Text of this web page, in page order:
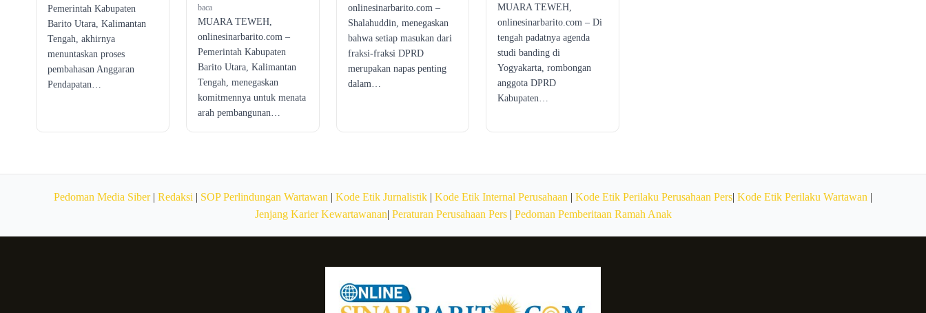
Pemerintah Kabupaten
Barito Utara, Kalimantan
Tengah, akhirnya
menuntaskan proses
pembahasan Anggaran
Pendapatan…
baca
MUARA TEWEH,
onlinesinarbarito.com –
Pemerintah Kabupaten
Barito Utara, Kalimantan
Tengah, menegaskan
komitmennya untuk menata
arah pembangunan…
onlinesinarbarito.com –
Shalahuddin, menegaskan
bahwa setiap masukan dari
fraksi-fraksi DPRD
merupakan napas penting
dalam…
MUARA TEWEH,
onlinesinarbarito.com – Di
tengah padatnya agenda
studi banding di
Yogyakarta, rombongan
anggota DPRD
Kabupaten…
Pedoman Media Siber| Redaksi | SOP Perlindungan Wartawan | Kode Etik Jurnalistik | Kode Etik Internal Perusahaan | Kode Etik Perilaku Perusahaan Pers| Kode Etik Perilaku Wartawan |
Jenjang Karier Kewartawanan| Peraturan Perusahaan Pers| Pedoman Pemberitaan Ramah Anak